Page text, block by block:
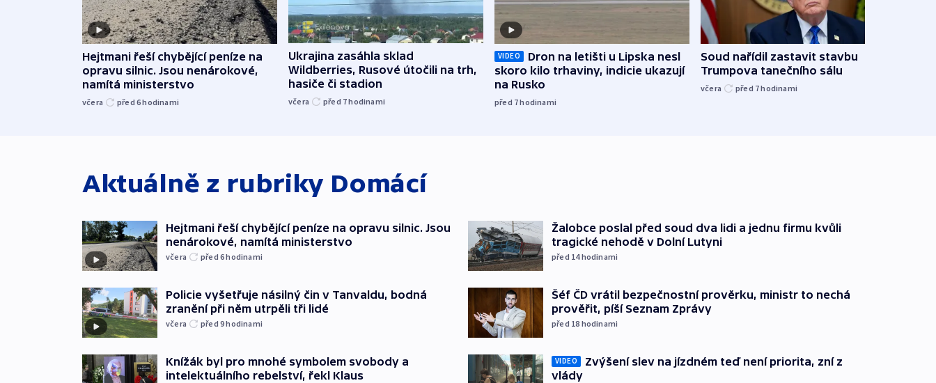
Hejtmani řeší chybějící peníze na
opravu silnic. Jsou nenárokové,
namítá ministerstvo
včera před 6hodinami
Ukrajina zasáhla sklad
Wildberries, Rusové útočili na trh,
hasiče či stadion
včera před 7hodinami
VIDEO
Dron na letišti u Lipska nesl
skoro kilo trhaviny, indicie ukazují
na Rusko
před 7hodinami
Soud nařídil zastavit stavbu
Trumpova tanečního sálu
včera před 7hodinami
Aktuálně z rubriky Domácí
Hejtmani řeší chybějící peníze na opravu silnic. Jsou
nenárokové, namítá ministerstvo
včera před 6hodinami
Policie vyšetřuje násilný čin v Tanvaldu, bodná
zranění při něm utrpěli tři lidé
včera před 9hodinami
Knížák byl pro mnohé symbolem svobody a
intelektuálního rebelství, řekl Klaus
Žalobce poslal před soud dva lidi a jednu firmu kvůli
tragické nehodě v Dolní Lutyni
před 14hodinami
Šéf ČD vrátil bezpečnostní prověrku, ministr to nechá
prověřit, píší Seznam Zprávy
před 18 hodinami
VIDEO
Zvýšení slev na jízdném teď není priorita, zní z
vlády